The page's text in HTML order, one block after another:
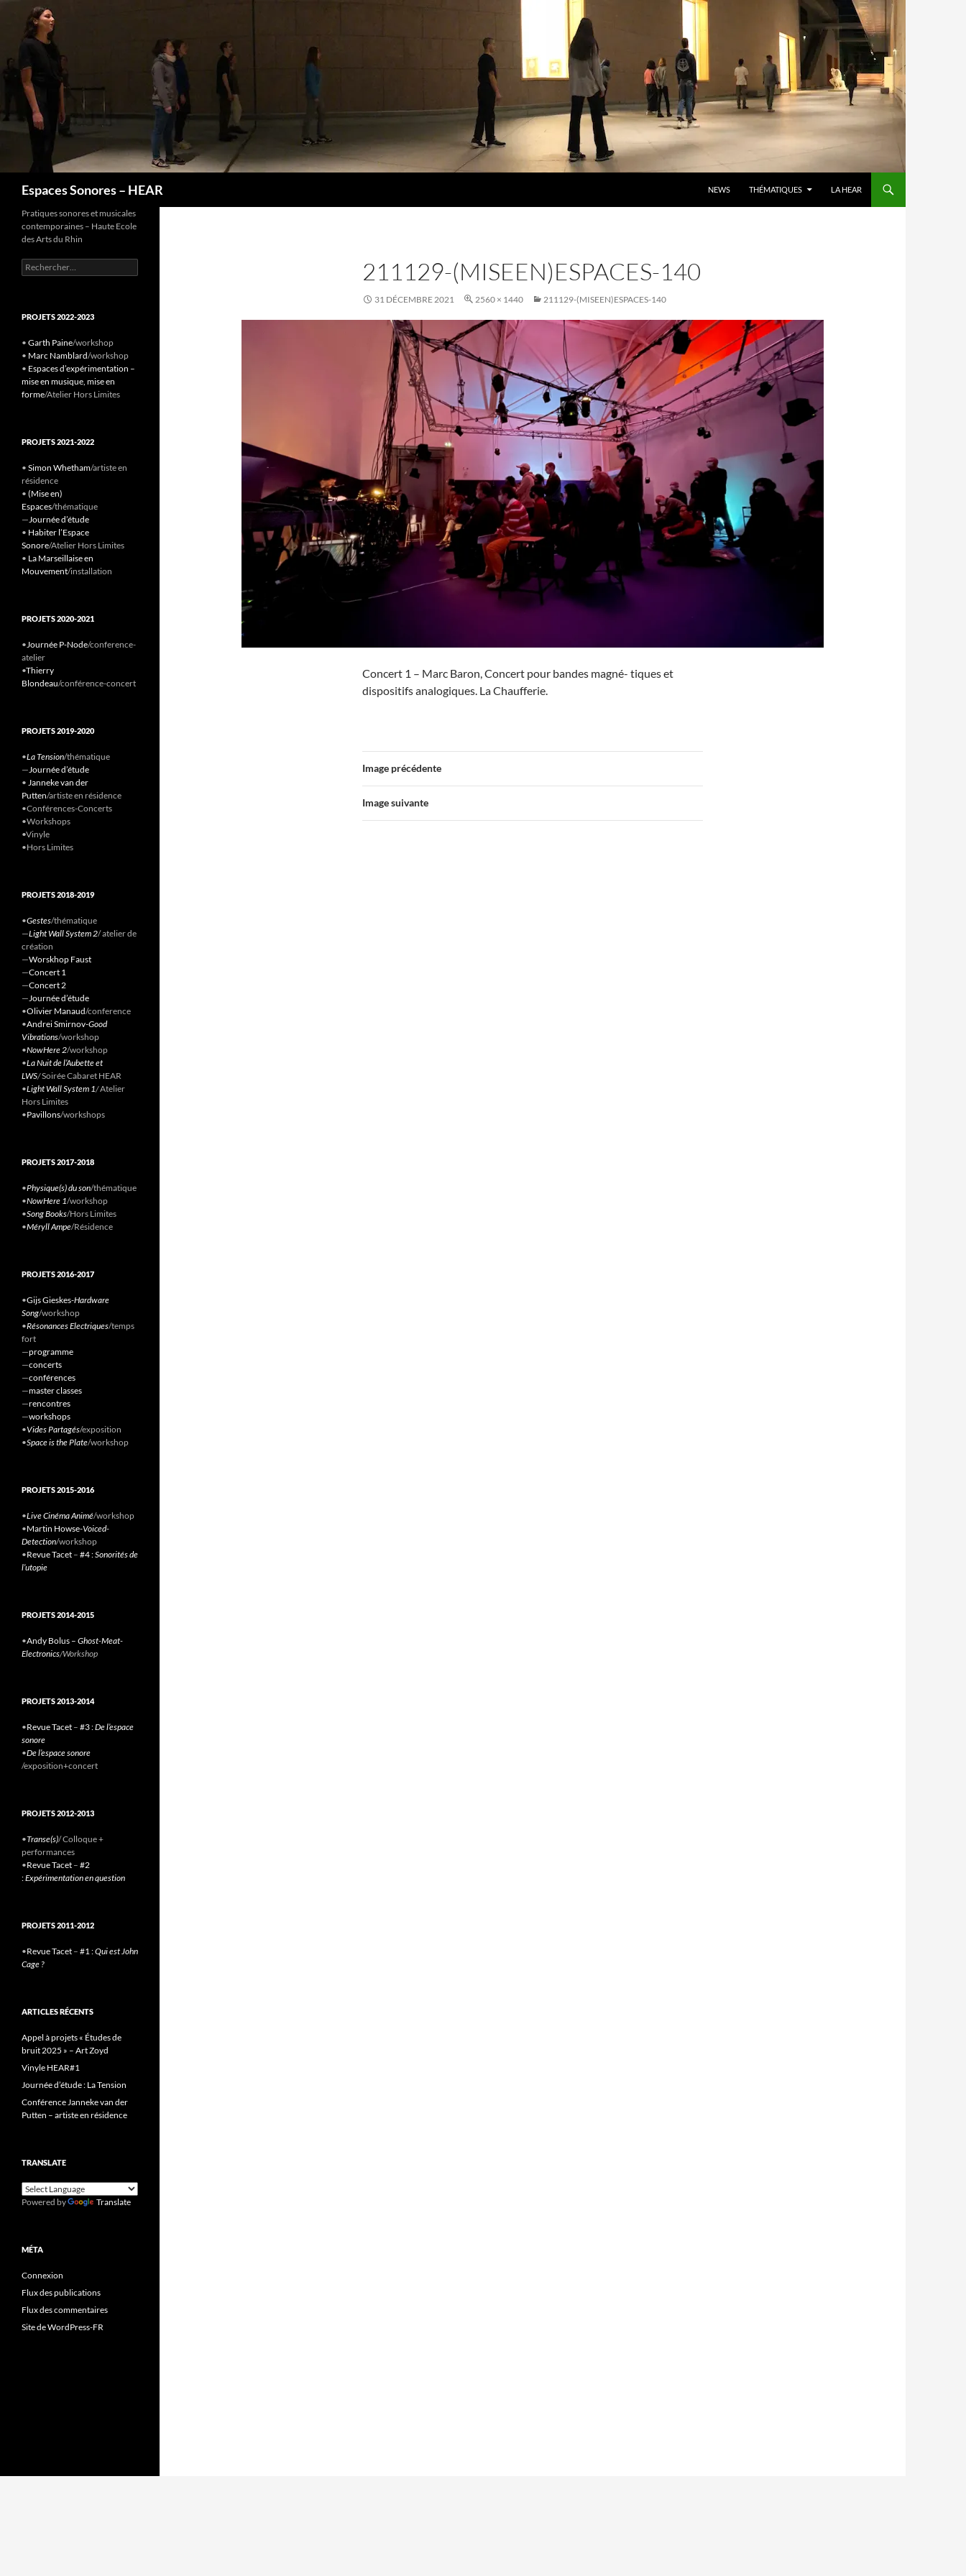
Espaces Sonores – HEAR
NEWS
THÉMATIQUES LA HEAR
211129-(MISEEN)ESPACES-140
31 DÉCEMBRE 2021 2560 × 1440 211129-(MISEEN)ESPACES-140
Concert 1 – Marc Baron, Concert pour bandes magné- tiques et
dispositifs analogiques. La Chaufferie.
Image précédente
Image suivante
Pratiques sonores et musicales
contemporaines – Haute Ecole
des Arts du Rhin
Rechercher :
PROJETS 2022-2023
• Garth Paine/workshop
• Marc Namblard/workshop
• Espaces d’expérimentation –
mise en musique, mise en
forme/Atelier Hors Limites
PROJETS 2021-2022
• Simon Whetham/artiste en
résidence
• (Mise en)
Espaces/thématique
—Journée d’étude
• Habiter l’Espace
Sonore/Atelier Hors Limites
• La Marseillaise en
Mouvement/installation
PROJETS 2020-2021
•Journée P-Node/conference-
atelier
•Thierry
Blondeau/conférence-concert
PROJETS 2019-2020
•La Tension/thématique
—Journée d’étude
• Janneke van der
Putten/artiste en résidence
•Conférences-Concerts
•Workshops
•Vinyle
•Hors Limites
PROJETS 2018-2019
•Gestes/thématique
—Light Wall System 2/ atelier de
création
—Worskhop Faust
—Concert 1
—Concert 2
—Journée d’étude
•Olivier Manaud/conference
•Andrei Smirnov-Good
Vibrations/workshop
•NowHere 2/workshop
•La Nuit de l’Aubette et
LWS/Soirée Cabaret HEAR
•Light Wall System 1/Atelier
Hors Limites
•Pavillons/workshops
PROJETS 2017-2018
•Physique(s) du son/thématique
•NowHere 1/workshop
•Song Books/Hors Limites
•Méryll Ampe/Résidence
PROJETS 2016-2017
•Gijs Gieskes-Hardware
Song/workshop
•Résonances Electriques/temps
fort
—programme
—concerts
—conférences
—master classes
—rencontres
—workshops
•Vides Partagés/exposition
•Space is the Plate/workshop
PROJETS 2015-2016
•Live Cinéma Animé/workshop
•Martin Howse-Voiced-
Detection/workshop
•Revue Tacet – #4 :Sonorités de
l’utopie
PROJETS 2014-2015
•Andy Bolus – Ghost-Meat-
Electronics/Workshop
PROJETS 2013-2014
•Revue Tacet – #3 :De l’espace
sonore
•De l’espace sonore
/exposition+concert
PROJETS 2012-2013
•Transe(s)/ Colloque +
performances
•Revue Tacet – #2
:Expérimentation en question
PROJETS 2011-2012
•Revue Tacet – #1 :Qui est John
Cage ?
ARTICLES RÉCENTS
Appel à projets « Études de
bruit 2025 » – Art Zoyd
Vinyle HEAR#1
Journée d’étude : La Tension
Conférence Janneke van der
Putten – artiste en résidence
TRANSLATE
Powered by Translate
MÉTA
Connexion
Flux des publications
Flux des commentaires
Site de WordPress-FR